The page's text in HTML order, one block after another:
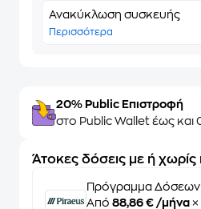
Ανακύκλωση συσκευής
Περισσότερα
20% Public Επιστροφή
στο Public Wallet έως και
Άτοκες δόσεις με ή χωρίς
Πρόγραμμα Δόσεων
Από 88,86 € /μήνα ×